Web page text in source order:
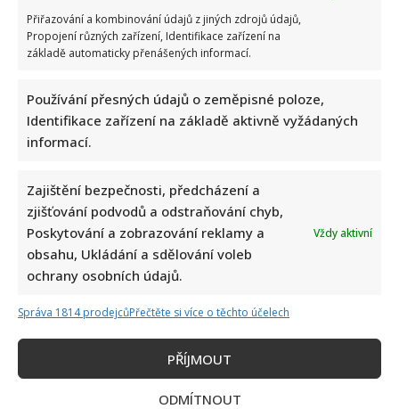
Přiřazování a kombinování údajů z jiných zdrojů údajů,
Propojení různých zařízení, Identifikace zařízení na
základě automaticky přenášených informací.
Používání přesných údajů o zeměpisné poloze,
Identifikace zařízení na základě aktivně vyžádaných
informací.
Zajištění bezpečnosti, předcházení a
zjišťování podvodů a odstraňování chyb,
Poskytování a zobrazování reklamy a
obsahu, Ukládání a sdělování voleb
ochrany osobních údajů.
Vždy aktivní
Správa 1814 prodejcůPřečtěte si více o těchto účelech
PŘÍJMOUT
ODMÍTNOUT
by se dostal k bankomatu pomocí 10 otázek
Tragický konec Františka Sahuly: Kytaristu Tří sester
mladíci ubili kvůli banálnímu sporu